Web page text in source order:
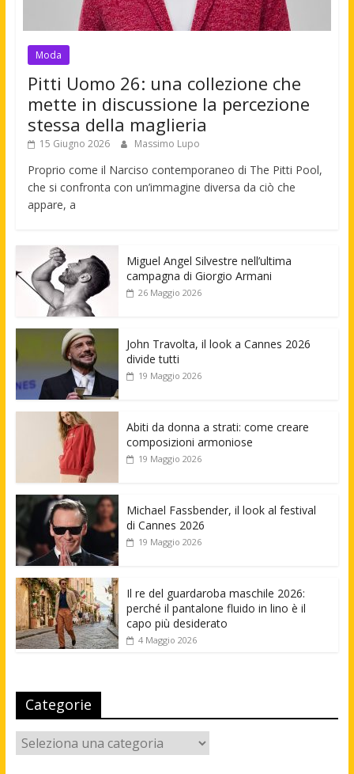
Moda
Pitti Uomo 26: una collezione che
mette in discussione la percezione
stessa della maglieria
15 Giugno 2026 Massimo Lupo
Proprio come il Narciso contemporaneo di The Pitti Pool,
che si confronta con un’immagine diversa da ciò che
appare, a
Miguel Angel Silvestre nell’ultima
campagna di Giorgio Armani
26 Maggio 2026
John Travolta, il look a Cannes 2026
divide tutti
19 Maggio 2026
Abiti da donna a strati: come creare
composizioni armoniose
19 Maggio 2026
Michael Fassbender, il look al festival
di Cannes 2026
19 Maggio 2026
Il re del guardaroba maschile 2026:
perché il pantalone fluido in lino è il
capo più desiderato
4 Maggio 2026
Categorie
Categorie